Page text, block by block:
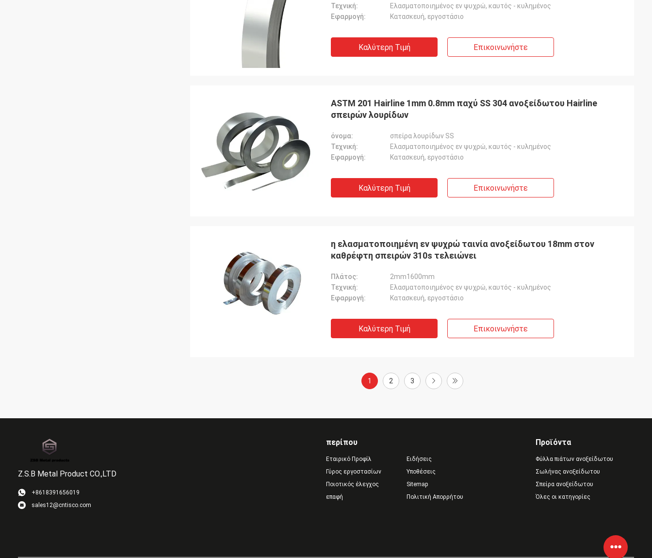
Τεχνική:
Ελασματοποιημένος εν ψυχρώ, καυτός - κυλημένος
Εφαρμογή:
Κατασκευή, εργοστάσιο
Καλύτερη Τιμή Επικοινωνήστε
ASTM 201 Hairline 1mm 0.8mm παχύ SS 304 ανοξείδωτου Hairline
σπειρών λουρίδων
όνομα:
σπείρα λουρίδων SS
Τεχνική:
Ελασματοποιημένος εν ψυχρώ, καυτός - κυλημένος
Εφαρμογή:
Κατασκευή, εργοστάσιο
Καλύτερη Τιμή Επικοινωνήστε
η ελασματοποιημένη εν ψυχρώ ταινία ανοξείδωτου 18mm στον
καθρέφτη σπειρών 310s τελειώνει
Πλάτος:
2mm1600mm
Τεχνική:
Ελασματοποιημένος εν ψυχρώ, καυτός - κυλημένος
Εφαρμογή:
Κατασκευή, εργοστάσιο
Καλύτερη Τιμή Επικοινωνήστε
1 2 3
Z.S.B Metal Product CO.,LTD
+8618391656019
sales12@cntisco.com
περίπου
Εταιρικό Προφίλ
Γύρος εργοστασίων
Ποιοτικός έλεγχος
επαφή
Ειδήσεις
Υποθέσεις
Sitemap
Πολιτική Απορρήτου
Προϊόντα
Φύλλα πιάτων ανοξείδωτου
Σωλήνας ανοξείδωτου
Σπείρα ανοξείδωτου
Όλες οι κατηγορίες